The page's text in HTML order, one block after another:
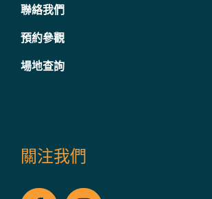
聯絡我們
預約參觀
場地查詢
關注我們